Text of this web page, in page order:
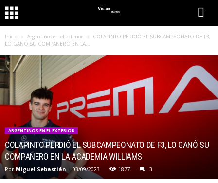
Inicio Argentinos en el exterior
COLAPINTO PERDIÓ EL SUBCAMPEONATO DE F3,
LO GANÓ SU COMPAÑERO EN LA...
ARGENTINOS EN EL EXTERIOR
COLAPINTO PERDIÓ EL SUBCAMPEONATO DE F3, LO GANÓ SU
COMPAÑERO EN LA ACADEMIA WILLIAMS
Por Miguel Sebastián - 03/09/2023 1877 3